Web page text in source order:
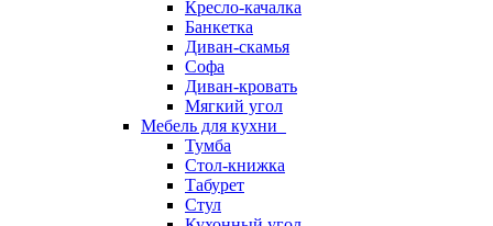
Кресло-качалка
Банкетка
Диван-скамья
Софа
Диван-кровать
Мягкий угол
Мебель для кухни
Тумба
Стол-книжка
Табурет
Стул